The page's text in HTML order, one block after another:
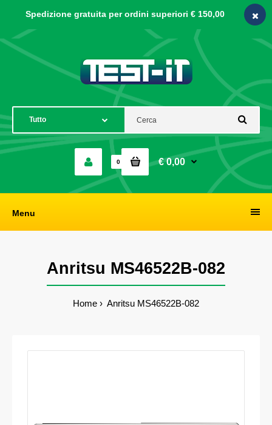
Spedizione gratuita per ordini superiori € 150,00
0 € 0,00
Menu
Anritsu MS46522B-082
Home Anritsu MS46522B-082